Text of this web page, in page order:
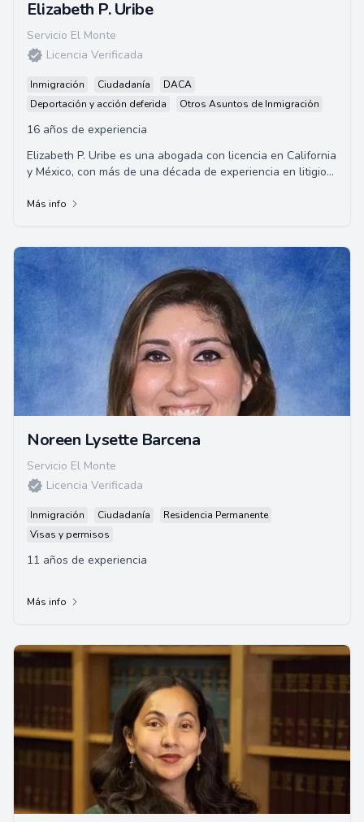
Elizabeth P. Uribe
Servicio El Monte
Licencia Verificada
Inmigración Ciudadanía
DACA
Deportación y acción deferida
Otros Asuntos de Inmigración
16 años de experiencia
Elizabeth P. Uribe es una abogada con licencia en California
y México, con más de una década de experiencia en litigios
Más info
Noreen Lysette Barcena
Servicio El Monte
Licencia Verificada
Inmigración Ciudadanía
Residencia Permanente
Visas y permisos
11 años de experiencia
Más info